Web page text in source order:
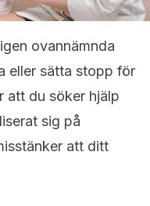
ovannämnda
eller sätta stopp för
att du söker hjälp
sig på
att ditt